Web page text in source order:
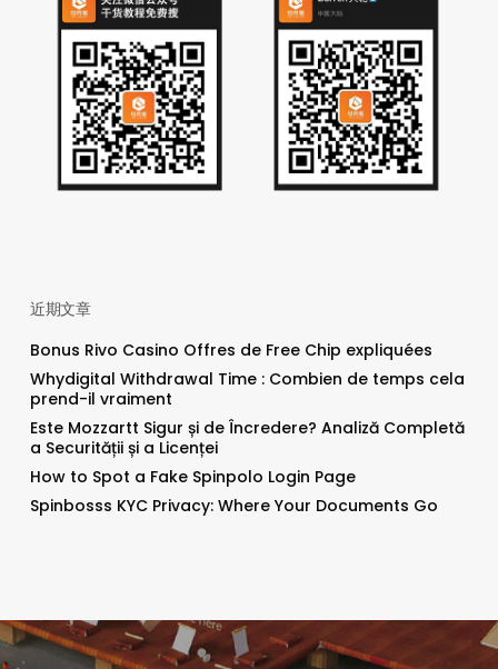
近期文章
Bonus Rivo Casino Offres de Free Chip expliquées
Whydigital Withdrawal Time : Combien de temps cela
prend-il vraiment
Este Mozzartt Sigur și de Încredere? Analiză Completă
a Securității și a Licenței
How to Spot a Fake Spinpolo Login Page
Spinbosss KYC Privacy: Where Your Documents Go